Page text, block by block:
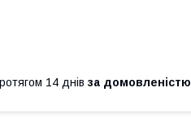
14 днів за домовленістю